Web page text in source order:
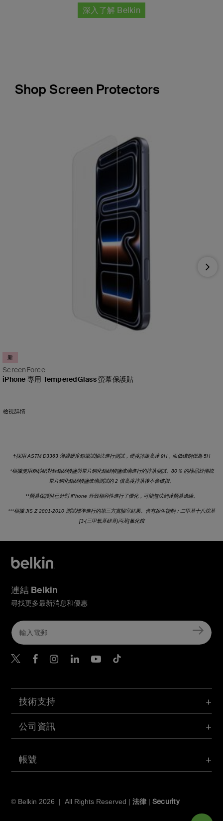
深入了解 Belkin
Shop Screen Protectors
ScreenForce
新
iPhone 專用 TemperedGlass 螢幕保護貼
檢視詳情
Next
†採用 ASTM D3363 薄膜硬度鉛筆試驗法進行測試，硬度評級高達 9H，而低碳鋼僅為 5H
*根據使用粗砂紙對鋰鋁矽酸鹽與單片鋼化鋁矽酸鹽玻璃進行的摔落測試。80％ 的樣品於傳統
單片鋼化鋁矽酸鹽玻璃測試的 2 倍高度摔落後不會破損。
**螢幕保護貼已針對 iPhone 外殼相容性進行了優化，可能無法到達螢幕邊緣。
***根據 JIS Z 2801-2010 測試標準進行的第三方實驗室結果。含有殺生物劑：二甲基十八烷基
[3-(三甲氧基矽基)丙基]氯化銨
帳號
技術支持
公司資訊
© Belkin 2026 | All Rights Reserved | 法律 | Security
連結 Belkin
尋找更多最新消息和優惠
Belkin Twitter
Belkin Hong Kong
Belkin Instagram
Belkin Hong Kong
Belkin Youtube
Belkin TikTok